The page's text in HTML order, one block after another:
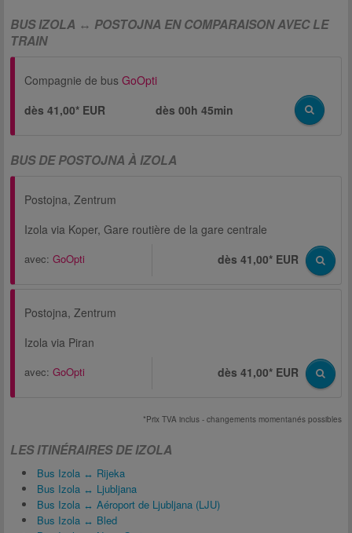
BUS IZOLA ↔ POSTOJNA EN COMPARAISON AVEC LE
TRAIN
Compagnie de bus GoOpti
dès 41,00* EUR
dès00h 45min
BUS DE POSTOJNA À IZOLA
Postojna, Zentrum
Izola via Koper, Gare routière de la gare centrale
avec: GoOpti dès 41,00* EUR
Postojna, Zentrum
Izola via Piran
avec: GoOpti dès 41,00* EUR
*Prix TVA inclus - changements momentanés possibles
LES ITINÉRAIRES DE IZOLA
Bus Izola ↔ Rijeka
Bus Izola ↔ Ljubljana
Bus Izola ↔ Aéroport de Ljubljana (LJU)
Bus Izola ↔ Bled